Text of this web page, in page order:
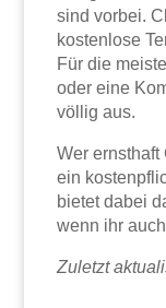
sind vorbei.
kostenlose
Für die
oder eine
völlig aus.
Wer
ein
bietet dabei
wenn ihr
Zuletzt